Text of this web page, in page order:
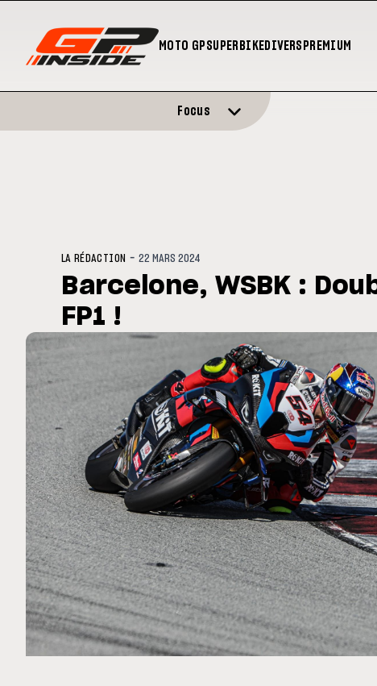
MOTO GPSUPERBIKEDIVERS PREMIUM
club spécial dans
MOTO GP
Silverstone : Horaires et
Grande-Bretagne
Focus
LA RÉDACTION -22 MARS 2024
Barcelone, WSBK :
FP1 !